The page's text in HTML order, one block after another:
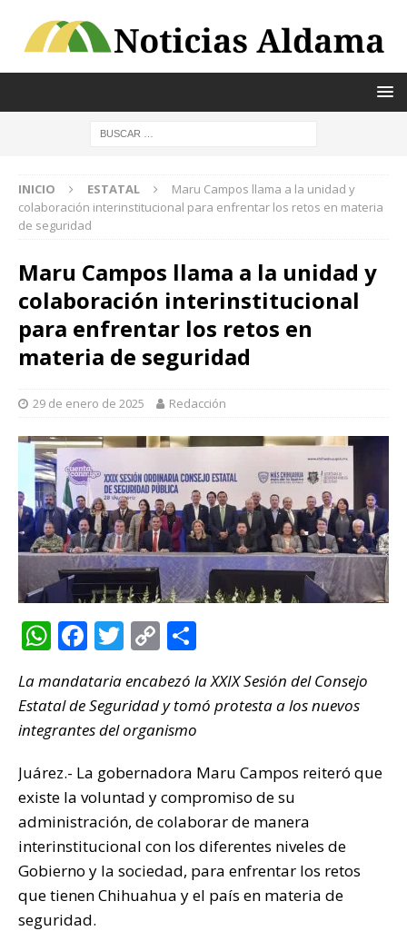
INICIO ESTATAL
Maru Campos llama a la unidad y
colaboración interinstitucional para enfrentar los retos en materia
de seguridad
Maru Campos llama a la unidad y
colaboración interinstitucional
para enfrentar los retos en
materia de seguridad
29 de enero de 2025 Redacción
W
at
s
p
p
F
c
e
o
o
k
T
it
te
C
p
y
n
k
m
p
ti
r
La mandataria encabezó la XXIX Sesión del Consejo
Estatal de Seguridad y tomó protesta a los nuevos
integrantes del organismo
Juárez.- La gobernadora Maru Campos reiteró que
existe la voluntad y compromiso de su
administración, de colaborar de manera
interinstitucional con los diferentes niveles de
Gobierno y la sociedad, para enfrentar los retos
que tienen Chihuahua y el país en materia de
seguridad.